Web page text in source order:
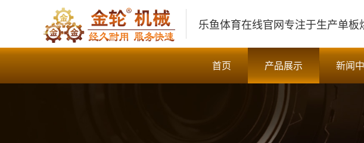
乐鱼体育在线官网专注于生产单板
首页 产品展示 新闻